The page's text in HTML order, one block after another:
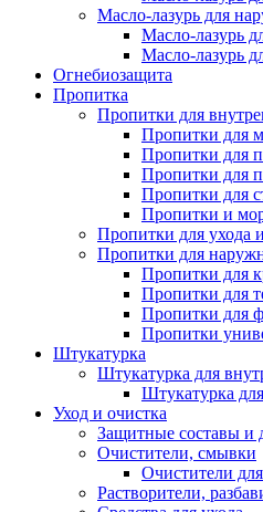
Масло-лазурь для
Масло-лазурь
Масло-лазурь
Огнебиозащита
Пропитка
Пропитки для
Пропитки для
Пропитки для
Пропитки для
Пропитки для
Пропитки и
Пропитки для ухода
Пропитки для
Пропитки для
Пропитки для
Пропитки для
Пропитки
Штукатурка
Штукатурка для
Штукатурка
Уход и очистка
Защитные составы и
Очистители, смывки
Очистители
Растворители,